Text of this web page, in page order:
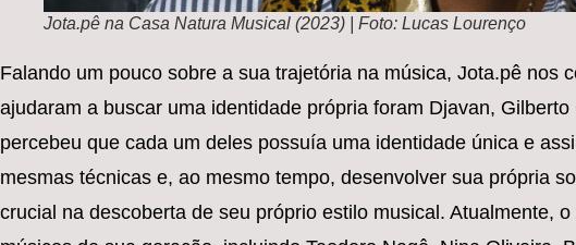
Jota.pê na Casa Natura Musical (2023) | Foto: Lucas Lourenço
Falando um pouco sobre a sua trajetória na música, Jota.pê nos
ajudaram a buscar uma identidade própria foram Djavan,
percebeu que cada um deles possuía uma identidade única e
mesmas técnicas e, ao mesmo tempo, desenvolver sua própria
crucial na descoberta de seu próprio estilo musical. Atualmente,